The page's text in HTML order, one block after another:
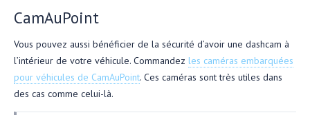
CamAuPoint
Vous pouvez aussi bénéficier de la sécurité d’avoir une dashcam à
l’intérieur de votre véhicule. Commandez les caméras embarquées
pour véhicules de CamAuPoint. Ces caméras sont très utiles dans
des cas comme celui-là.